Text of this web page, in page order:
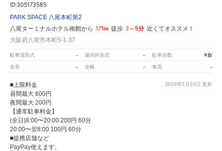
ID:305173585
PARK SPACE 八尾本町第2
八尾ターミナルホテル南館から 171m 徒歩 3～5分 近くてオススメ！
大阪府八尾市本町5-1-37
駐車場形式 - 屋内外形式 - 駐車台数 9台
全長 - 全幅 - 車高 -
2026年7月24日 更新
■上限料金
昼間最大 600円
夜間最大 200円
【通常駐車料金】
(全日)8:00〜20:00 200円 60分
20:00〜翌8:00 100円 60分
■提携店舗など
PayPay使えます。